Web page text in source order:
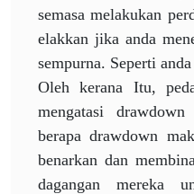
semasa melakukan
elakkan jika anda
sempurna. Seperti
Oleh kerana Itu,
mengatasi
berapa drawdown
benarkan dan
dagangan mereka